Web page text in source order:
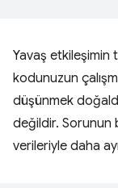
Yavaş etkileşimin
kodunuzun
düşünmek
değildir. Sorunun
verileriyle daha